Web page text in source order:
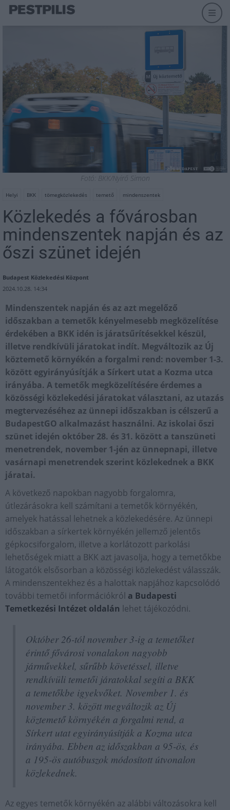
Fotó: BKK/Nyirő Simon
Helyi BKK tömegközlekedés temető mindenszentek
Közlekedés a fővárosban
mindenszentek napján és az
őszi szünet idején
Budapest Közlekedési Központ
2024.10.28. 14:34
Mindenszentek napján és az azt megelőző
időszakban a temetők kényelmesebb megközelítése
érdekében a BKK idén is járatsűrítésekkel készül,
illetve rendkívüli járatokat indít. Megváltozik az Új
köztemető környékén a forgalmi rend: november 1-3.
között egyirányúsítják a Sírkert utat a Kozma utca
irányába. A temetők megközelítésére érdemes a
közösségi közlekedési járatokat választani, az utazás
megtervezéséhez az ünnepi időszakban is célszerű a
BudapestGO alkalmazást használni. Az iskolai őszi
szünet idején október 28. és 31. között a tanszüneti
menetrendek, november 1-jén az ünnepnapi, illetve
vasárnapi menetrendek szerint közlekednek a BKK
járatai.
A következő napokban nagyobb forgalomra,
útlezárásokra kell számítani a temetők környékén,
amelyek hatással lehetnek a közlekedésére. Az ünnepi
időszakban a sírkertek környékén jellemző jelentős
gépkocsiforgalom, illetve a korlátozott parkolási
lehetőségek miatt a BKK azt javasolja, hogy a temetőkbe
látogatók elsősorban a közösségi közlekedést válasszák.
A mindenszentekhez és a halottak napjához kapcsolódó
további temetői információkról a Budapesti
Temetkezési Intézet oldalán lehet tájékozódni.
Október 26-tól november 3-ig a temetőket
érintő fővárosi vonalakon nagyobb
járművekkel, sűrűbb követéssel, illetve
rendkívüli temetői járatokkal segíti a BKK
a temetőkbe igyekvőket. November 1. és
november 3. között megváltozik az Új
köztemető környékén a forgalmi rend, a
Sírkert utat egyirányúsítják a Kozma utca
irányába. Ebben az időszakban a 95-ös, és
a 195-ös autóbuszok módosított útvonalon
közlekednek.
Az egyes temetők környékén az alábbi változásokra kell